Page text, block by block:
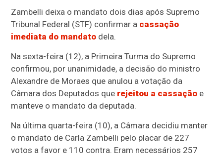
Zambelli deixa o mandato dois dias após Supremo
Tribunal Federal (STF) confirmar a cassação
imediata do mandato dela.
Na sexta-feira (12), a Primeira Turma do Supremo
confirmou, por unanimidade, a decisão do ministro
Alexandre de Moraes que anulou a votação da
Câmara dos Deputados que rejeitou a cassação e
manteve o mandato da deputada.
Na última quarta-feira (10), a Câmara decidiu manter
o mandato de Carla Zambelli pelo placar de 227
votos a favor e 110 contra. Eram necessários 257